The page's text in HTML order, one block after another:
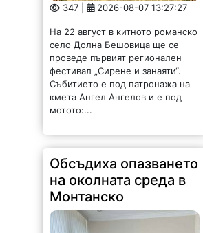
347 | 2026-08-07 13:27:27
На 22 август в китното романско
село Долна Бешовица ще се
проведе първият регионален
фестивал „Сирене и занаяти“.
Събитието е под патронажа на
кмета Ангел Ангелов и е под
мотото:...
Обсъдиха опазването
на околната среда в
Монтанско